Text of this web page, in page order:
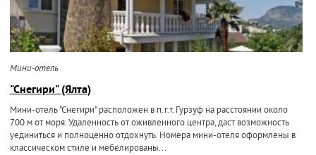
Мини-отель
"Снегири" (Ялта)
Мини-отель "Снегири" расположен в п.г.т. Гурзуф на расстоянии около
700 м от моря. Удаленность от оживленного центра, даст возможность
уединиться и полноценно отдохнуть. Номера мини-отеля оформлены в
классическом стиле и мебелированы...